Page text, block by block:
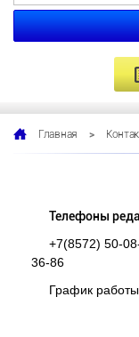
Главная >
Телефоны
+7(8572) 50-
36-86
График